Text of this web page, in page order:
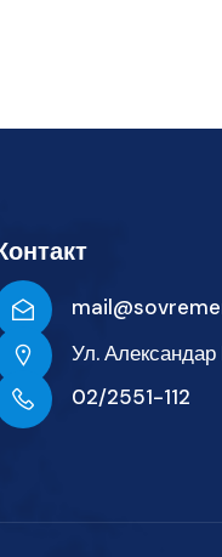
Ул. Александар
02/2551-112